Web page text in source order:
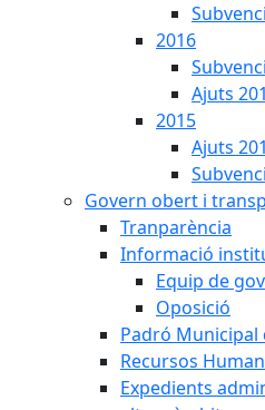
2016
Ajuts
2015
Ajuts
Govern obert i
Tranparència
Informació
Equip de
Oposició
Padró
Recursos
Expedients